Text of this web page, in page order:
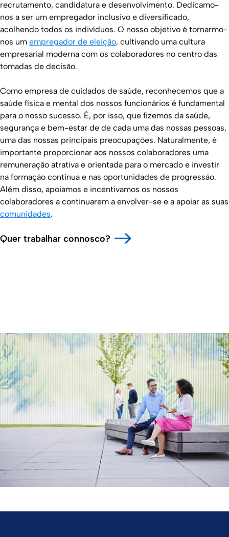
recrutamento, candidatura e desenvolvimento. Dedicamo-
nos a ser um empregador inclusivo e diversificado,
acolhendo todos os indivíduos. O nosso objetivo é tornarmo-
nos um empregador de eleição, cultivando uma cultura
empresarial moderna com os colaboradores no centro das
tomadas de decisão.
Como empresa de cuidados de saúde, reconhecemos que a
saúde física e mental dos nossos funcionários é fundamental
para o nosso sucesso. É, por isso, que fizemos da saúde,
segurança e bem-estar de de cada uma das nossas pessoas,
uma das nossas principais preocupações. Naturalmente, é
importante proporcionar aos nossos colaboradores uma
remuneração atrativa e orientada para o mercado e investir
na formação contínua e nas oportunidades de progressão.
Além disso, apoiamos e incentivamos os nossos
colaboradores a continuarem a envolver-se e a apoiar as suas
comunidades.
Quer trabalhar connosco?